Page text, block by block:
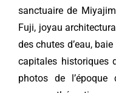
sanctuaire de
Fuji, joyau
des chutes d’eau,
capitales historiques
photos de